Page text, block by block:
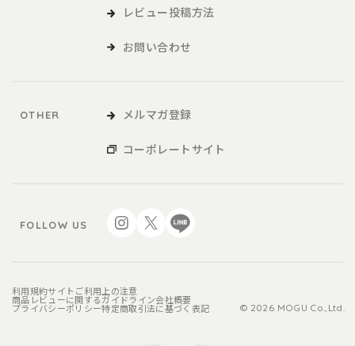
レビュー投稿方法
お問い合わせ
OTHER メルマガ登録
コーポレートサイト
FOLLOW US
利用規約サイトご利用上の注意
商品レビューに関するガイドライン会社概要
プライバシーポリシー特定商取引法に基づく表記 © 2026 MOGU Co.,Ltd.